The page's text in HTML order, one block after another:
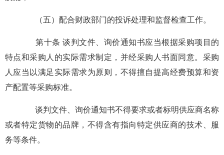
（五）配合财政部门的投诉处理和监督检查工作。
第十条 谈判文件、询价通知书应当根据采购项目的
特点和采购人的实际需求制定，并经采购人书面同意。采购
人应当以满足实际需求为原则，不得擅自提高经费预算和资
产配置等采购标准。
谈判文件、询价通知书不得要求或者标明供应商名称
或者特定货物的品牌，不得含有指向特定供应商的技术、服
务等条件。